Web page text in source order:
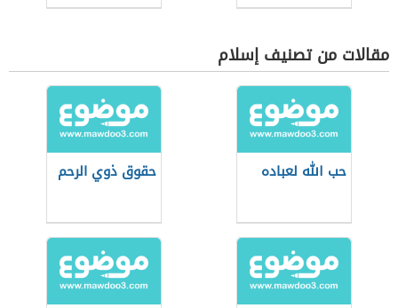
مقالات من تصنيف إسلام
حب الله لعباده حقوق ذوي الرحم